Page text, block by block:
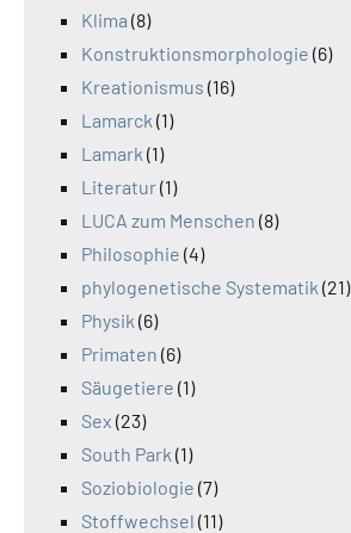
Klima (8)
Konstruktionsmorphologie (6)
Kreationismus (16)
Lamarck (1)
Lamark (1)
Literatur(1)
LUCA zum Menschen (8)
Philosophie (4)
phylogenetische Systematik (21)
Physik (6)
Primaten (6)
Säugetiere (1)
Sex (23)
South Park (1)
Soziobiologie (7)
Stoffwechsel (11)